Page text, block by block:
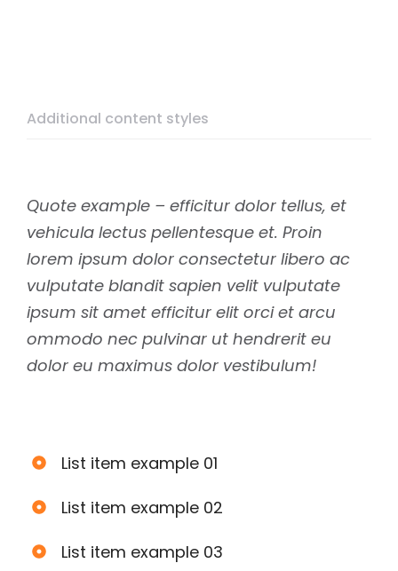
Additional content styles
Quote example – efficitur dolor tellus, et
vehicula lectus pellentesque et. Proin
lorem ipsum dolor consectetur libero ac
vulputate blandit sapien velit vulputate
ipsum sit amet efficitur elit orci et arcu
ommodo nec pulvinar ut hendrerit eu
dolor eu maximus dolor vestibulum!
List item example 01
List item example 02
List item example 03